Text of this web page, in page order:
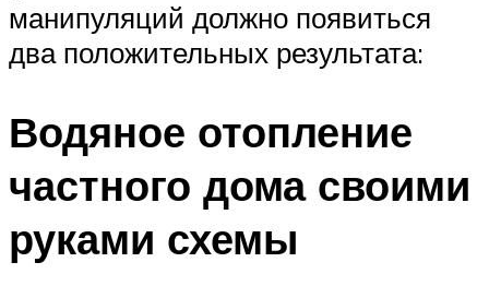
манипуляций должно появиться
два положительных результата:
Водяное отопление
частного дома своими
руками схемы